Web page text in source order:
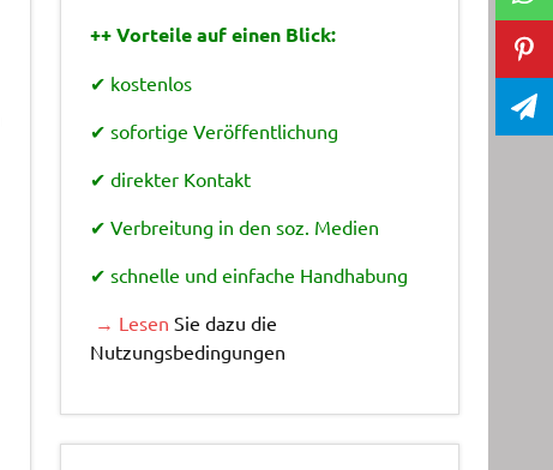
++ Vorteile auf einen Blick:
✔ kostenlos
✔ sofortige Veröffentlichung
✔ direkter Kontakt
✔ Verbreitung in den soz. Medien
✔ schnelle und einfache Handhabung
→ Lesen Sie dazu die
Nutzungsbedingungen